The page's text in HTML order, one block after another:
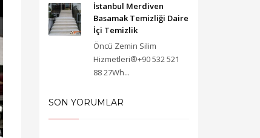
İstanbul Merdiven
Basamak Temizliği Daire
İçi Temizlik
Öncü Zemin Silim
Hizmetleri®+90 532 521
88 27Wh...
SON YORUMLAR